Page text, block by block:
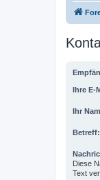
Ihre E-
Ihr
Betreff:
Diese
Text